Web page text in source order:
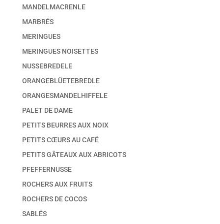
MANDELMACRENLE
MARBRÉS
MERINGUES
MERINGUES NOISETTES
NUSSEBREDELE
ORANGEBLÜETEBREDLE
ORANGESMANDELHIFFELE
PALET DE DAME
PETITS BEURRES AUX NOIX
PETITS CŒURS AU CAFÉ
PETITS GÂTEAUX AUX ABRICOTS
PFEFFERNUSSE
ROCHERS AUX FRUITS
ROCHERS DE COCOS
SABLÉS